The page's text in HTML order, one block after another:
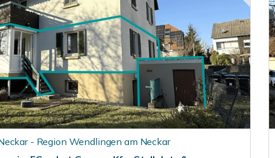
- Region Wendlingen am Neckar